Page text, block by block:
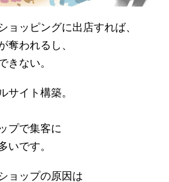
ョッピングに出店すれば、
奪われるし、
きない。
サイト構築。
プで集客に
いです。
ョップの原因は